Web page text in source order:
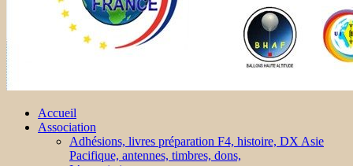
Accueil
Association
Adhésions, livres préparation F4, histoire, DX Asie
Pacifique, antennes, timbres, dons,